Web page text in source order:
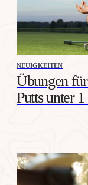
NEUIGKEITEN
Übungen
Putts unter